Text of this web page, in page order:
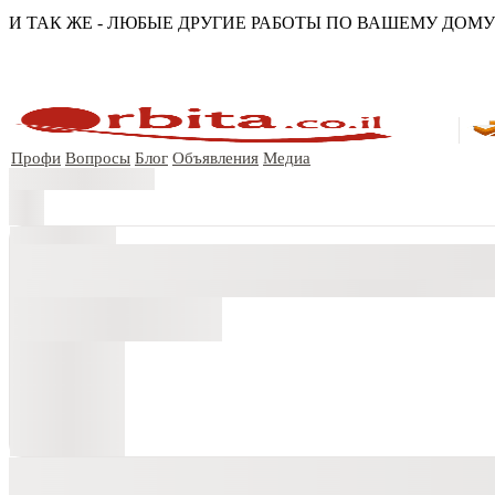
И ТАК ЖЕ - ЛЮБЫЕ ДРУГИЕ РАБОТЫ ПО ВАШЕМУ
Профи Вопросы Блог Объявления Медиа